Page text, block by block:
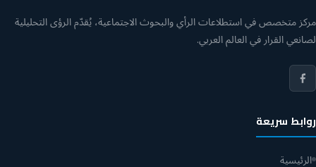
مركز متخصص في استطلاعات الرأي والبحوث الاجتماعية، يُقدّم الرؤى التحليلية
لصانعي القرار في العالم العربي.
روابط سريعة
الرئيسية